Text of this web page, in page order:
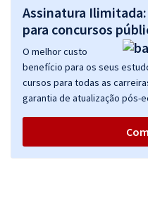
Assinatura
para concursos
O melhor custo
benefício para os seus
cursos para todas as
garantia de atualização pós-